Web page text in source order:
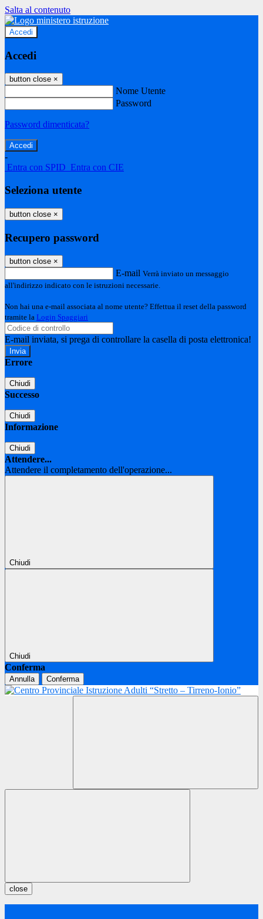
Salta al contenuto
Accedi
Accedi
button close ×
Nome Utente
Password
Password dimenticata?
-
Entra con SPID Entra con CIE
Seleziona utente
button close ×
Recupero password
button close ×
E-mail Verrà inviato un messaggio
all'indirizzo indicato con le istruzioni necessarie.
Non hai una e-mail associata al nome utente? Effettua il reset della password
tramite la Login Spaggiari
E-mail inviata, si prega di controllare la casella di posta elettronica!
Errore
Chiudi
Successo
Chiudi
Informazione
Chiudi
Attendere...
Attendere il completamento dell'operazione...
Chiudi
Chiudi
Conferma
Annulla Conferma
close